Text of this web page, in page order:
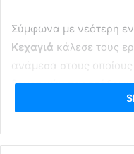
Σύμφωνα με νεότερη
Κεχαγιά κάλεσε τους
ανάμεσα στους
δημοτικών
αναβάλλεται και η
«αντιδημοκρατικό»να